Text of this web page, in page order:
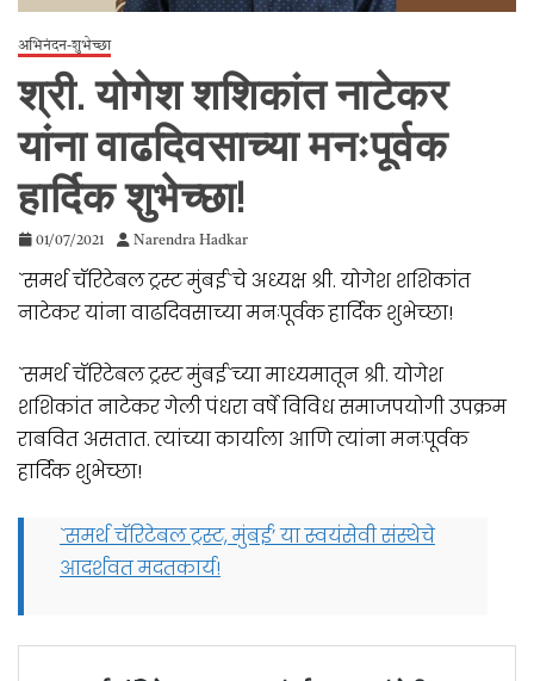
अभिनंदन-शुभेच्छा
श्री. योगेश शशिकांत नाटेकर
यांना वाढदिवसाच्या मनःपूर्वक
हार्दिक शुभेच्छा!
01/07/2021 Narendra Hadkar
`समर्थ चॅरिटेबल ट्रस्ट मुंबई`चे अध्यक्ष श्री. योगेश शशिकांत
नाटेकर यांना वाढदिवसाच्या मनःपूर्वक हार्दिक शुभेच्छा!
`समर्थ चॅरिटेबल ट्रस्ट मुंबई`च्या माध्यमातून श्री. योगेश
शशिकांत नाटेकर गेली पंधरा वर्षे विविध समाजपयोगी उपक्रम
राबवित असतात. त्यांच्या कार्याला आणि त्यांना मनःपूर्वक
हार्दिक शुभेच्छा!
`समर्थ चॅरिटेबल ट्रस्ट, मुंबई’ या स्वयंसेवी संस्थेचे
आदर्शवत मदतकार्य!